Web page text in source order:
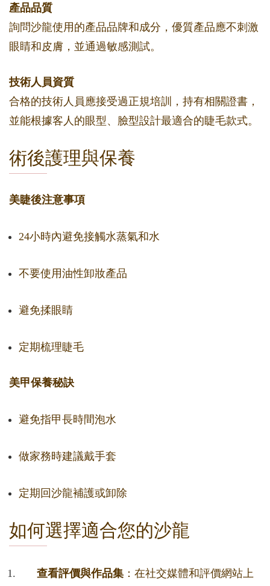
產品品質
詢問沙龍使用的產品品牌和成分，優質產品應不刺激
眼睛和皮膚，並通過敏感測試。
技術人員資質
合格的技術人員應接受過正規培訓，持有相關證書，
並能根據客人的眼型、臉型設計最適合的睫毛款式。
術後護理與保養
美睫後注意事項
24小時內避免接觸水蒸氣和水
不要使用油性卸妝產品
避免揉眼睛
定期梳理睫毛
美甲保養秘訣
避免指甲長時間泡水
做家務時建議戴手套
定期回沙龍補護或卸除
如何選擇適合您的沙龍
查看評價與作品集 ：在社交媒體和評價網站上